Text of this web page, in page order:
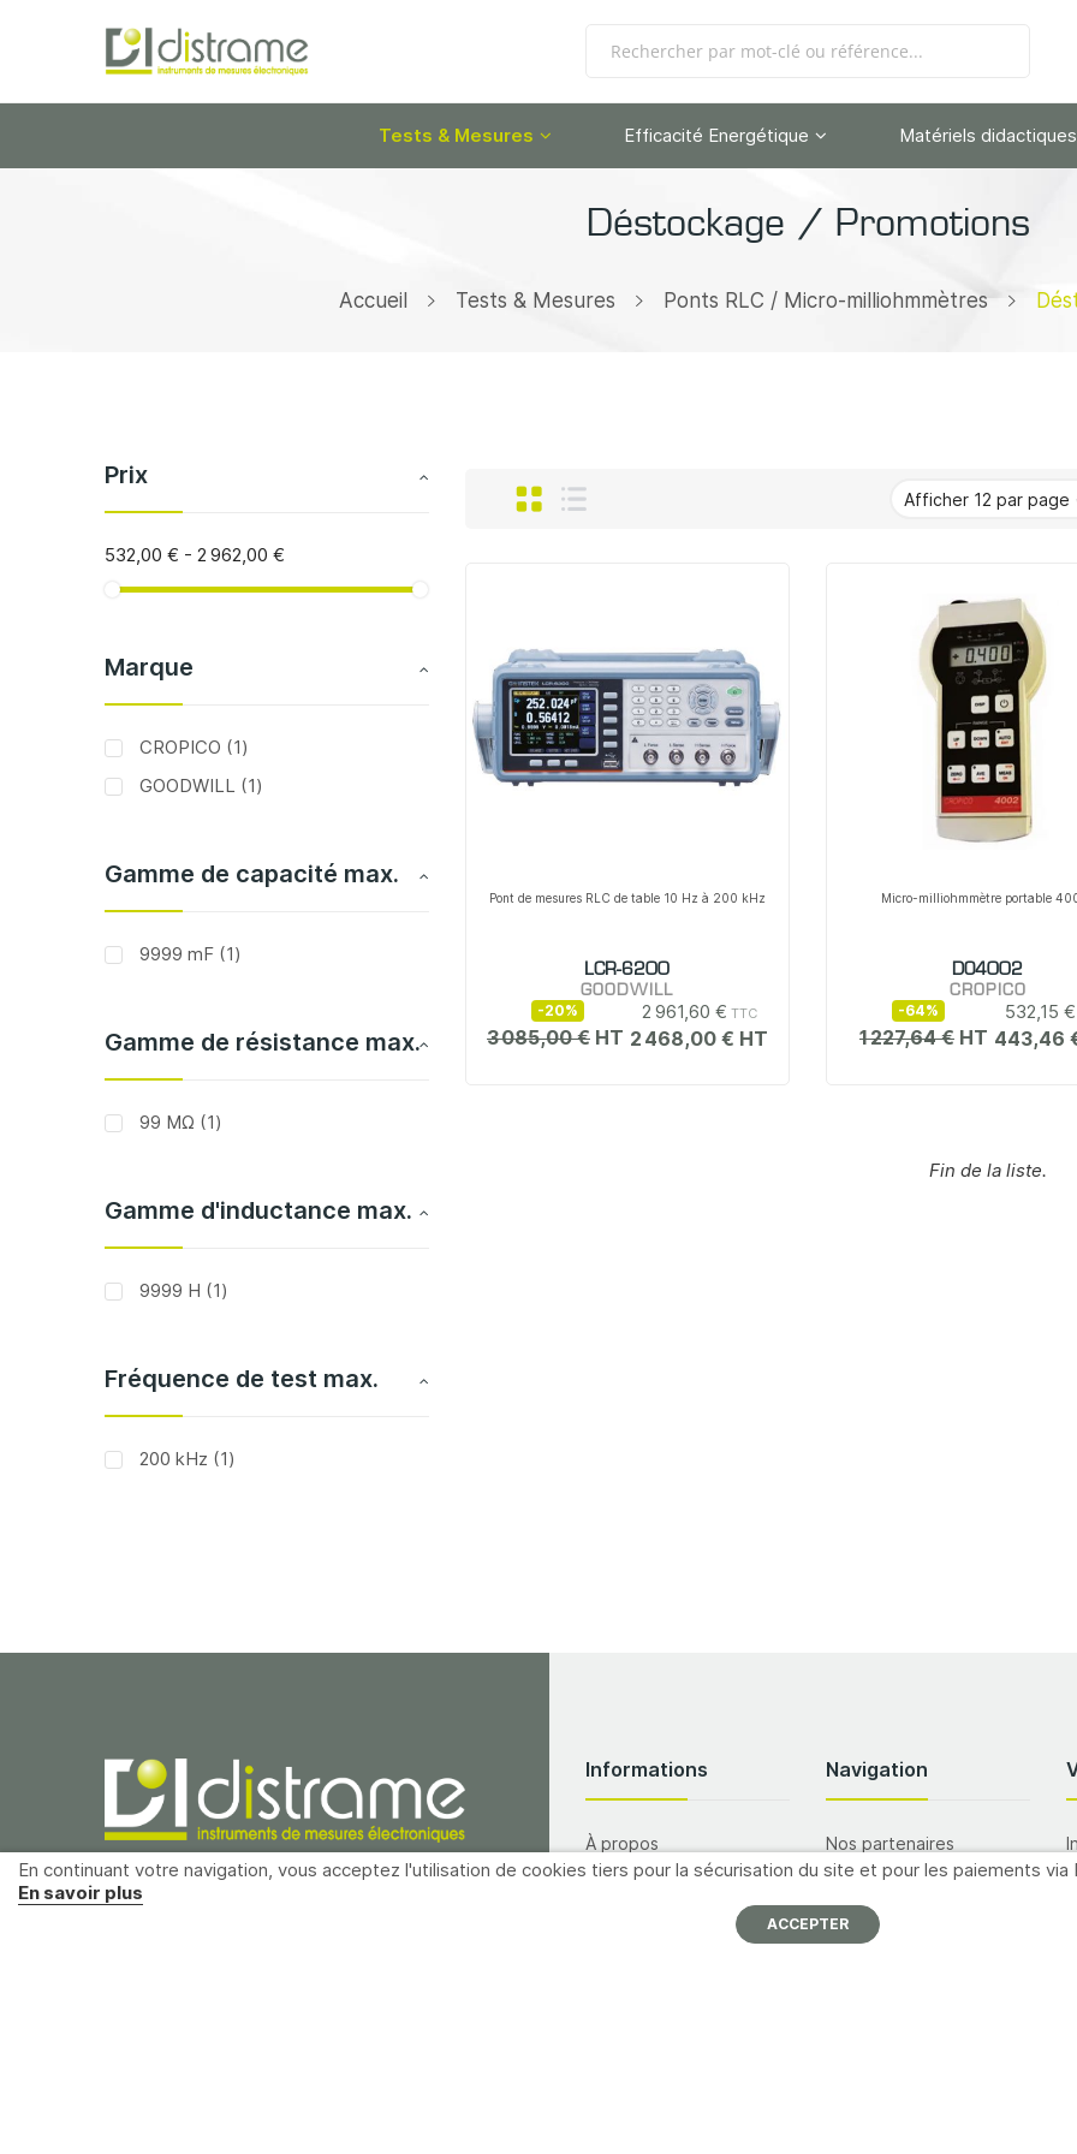
En continuant votre navigation, vous acceptez l'utilisation de cookies tiers pour la sécurisation du site et pour les paiements via
En savoir plus
ACCEPTER
Tests & Mesures Efficacité Energétique Matériels didactiques
Déstockage / Promotions
Accueil Tests & Mesures Ponts RLC / Micro-milliohmmètres
Grille
Pont de mesures RLC de table 10 Hz à 200 kHz
LCR-6200
GOODWILL
2 961,60 €
2 468,00 €
3 085,00 €
-20%
Micro-milliohmmètre portable
DO4002
CROPICO
532,15 €
443,46
1 227,64 €
-64%
Fin de la liste.
Prix
532,00 € - 2 962,00 €
Marque
CROPICO 1article
GOODWILL
1article
Gamme de capacité max.
9999 mF 1article
Gamme de résistance max.
99 MΩ 1article
Gamme d'inductance max.
9999 H 1article
Fréquence de test max.
200 kHz 1article
Informations
À propos
Nous contacter
Navigation
Nos partenaires
Promotions
Catalogues